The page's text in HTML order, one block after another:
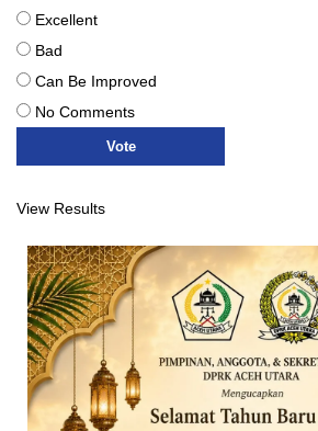
Excellent
Bad
Can Be Improved
No Comments
View Results